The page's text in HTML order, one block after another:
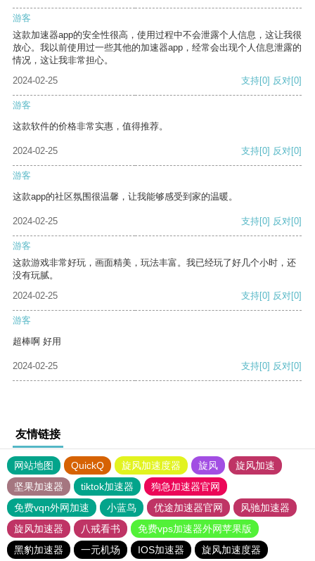
游客
这款加速器app的安全性很高，使用过程中不会泄露个人信息，这让我很
放心。我以前使用过一些其他的加速器app，经常会出现个人信息泄露的
情况，这让我非常担心。
2024-02-25
支持[0] 反对[0]
游客
这款软件的价格非常实惠，值得推荐。
2024-02-25 支持[0] 反对[0]
游客
这款app的社区氛围很温馨，让我能够感受到家的温暖。
2024-02-25 支持[0] 反对[0]
游客
这款游戏非常好玩，画面精美，玩法丰富。我已经玩了好几个小时，还
没有玩腻。
2024-02-25
支持[0] 反对[0]
游客
超棒啊 好用
2024-02-25 支持[0] 反对[0]
友情链接
网站地图 QuickQ 旋风加速度器 旋风
旋风加速
坚果加速器
tiktok加速器
狗急加速器官网
免费vqn外网加速
小蓝鸟 优途加速器官网
风驰加速器
旋风加速器
八戒看书
免费vps加速器外网苹果版
黑豹加速器
一元机场 IOS加速器 旋风加速度器